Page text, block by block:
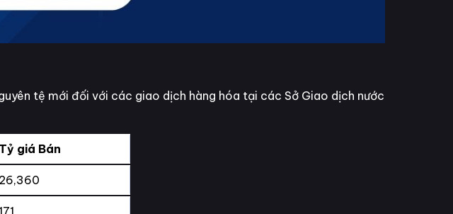
tệ mới đối với các giao dịch hàng hóa tại các Sở Giao dịch nước
Tỷ giá Bán
26,360